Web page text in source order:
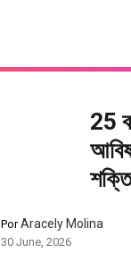
25
PorAracely Molina
30 June, 2026